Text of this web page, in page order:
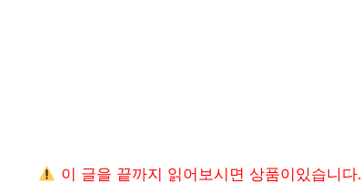
이 글을 끝까지 읽어보시면 상품이있습니다.